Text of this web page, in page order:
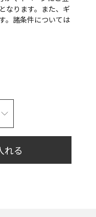
なります。また、ギ
。諸条件については
れる